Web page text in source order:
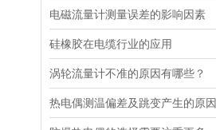
电磁流量计测量误差的影响因素
硅橡胶在电缆行业的应用
涡轮流量计不准的原因有哪些？
热电偶测温偏差及跳变产生的原因